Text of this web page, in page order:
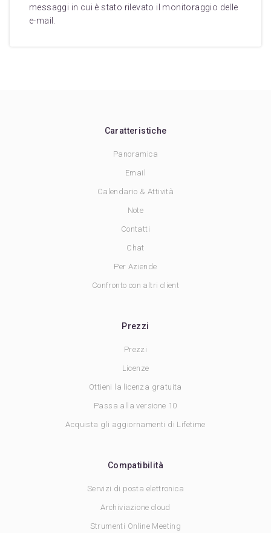
messaggi in cui è stato rilevato il monitoraggio delle
e-mail.
Caratteristiche
Panoramica
Email
Calendario & Attività
Note
Contatti
Chat
Per Aziende
Confronto con altri client
Prezzi
Prezzi
Licenze
Ottieni la licenza gratuita
Passa alla versione 10
Acquista gli aggiornamenti di Lifetime
Compatibilità
Servizi di posta elettronica
Archiviazione cloud
Strumenti Online Meeting